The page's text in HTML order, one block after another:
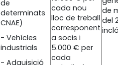
de
determinats
CNAE)
- Vehícles
industrials
- Adquisició
cada nou
lloc de treball
corresponent
a socis i
5.000 € per
cada
de
del